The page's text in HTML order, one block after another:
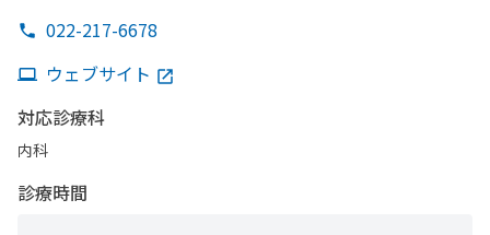
022-217-6678
ウェブサイト
対応診療科
内科
診療時間